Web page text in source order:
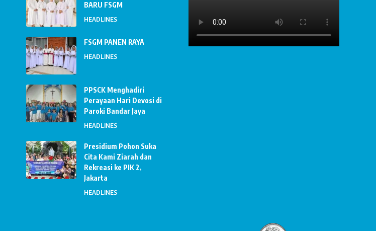
BARU FSGM
HEADLINES
FSGM PANEN RAYA
HEADLINES
PPSCK Menghadiri
Perayaan Hari Devosi di
Paroki Bandar Jaya
HEADLINES
Presidium Pohon Suka
Cita Kami Ziarah dan
Rekreasi ke PIK 2,
Jakarta
HEADLINES